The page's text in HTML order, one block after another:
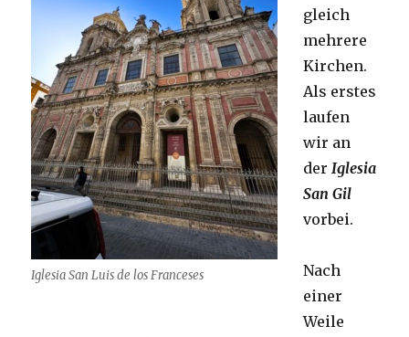
Iglesia San Luis de los Franceses
gleich
mehrere
Kirchen.
Als erstes
laufen
wir an
derIglesia
San Gil
vorbei.
Nach
einer
Weile